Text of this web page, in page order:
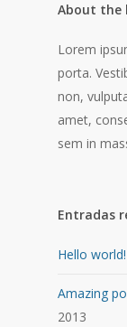
About the
Lorem
porta.
non,
amet,
sem in
Entradas
Hello world!
Amazing
2013